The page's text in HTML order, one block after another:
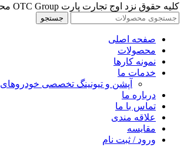
کلیه حقوق نزد اوج تجارت پارت OTC Group محفوظ است.
جستجو
صفحه اصلی
محصولات
نمونه کارها
خدمات ما
آپشن و تیونینگ تخصصی خودروهای KMC
درباره ما
تماس با ما
علاقه مندی
مقايسه
ورود / ثبت نام